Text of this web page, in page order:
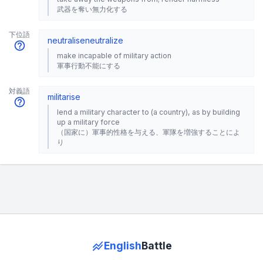
武器を奪い無力化する
下位語
neutraliseneutralize
make incapable of military action
軍事行動不能にする
対義語
militarise
lend a military character to (a country), as by building
up a military force
（国家に）軍事的性格を与える、軍隊を増強することによ
り
EnglishBattle